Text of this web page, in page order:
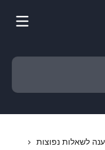
לשאלות נפוצות